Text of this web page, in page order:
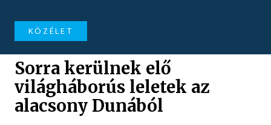
KÖZÉLET
Sorra kerülnek elő
világháborús leletek az
alacsony Dunából